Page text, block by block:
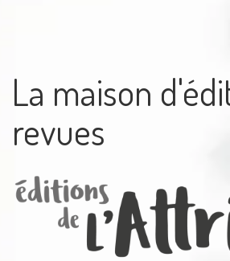
La maison
revues